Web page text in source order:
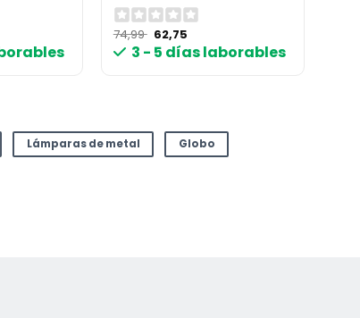
74,99 El
precio
original
62,75
precio
actual
3 - 5 días laborables
Lámparas de metal Globo